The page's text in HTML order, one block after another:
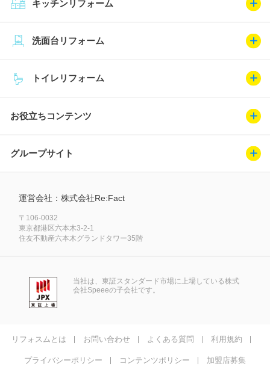
キッチンリフォーム
トイレリフォーム
洗面台リフォーム
お役立ちコンテンツ
グループサイト
運営会社：株式会社Re:Fact
〒106-0032
東京都港区六本木3-2-1
住友不動産六本木グランドタワー35階
当社は、東証スタンダード市場に上場している株式
会社Speeeの子会社です。
リフォスムとは お問い合わせ よくある質問 利用規約
プライバシーポリシー コンテンツポリシー 加盟店募集